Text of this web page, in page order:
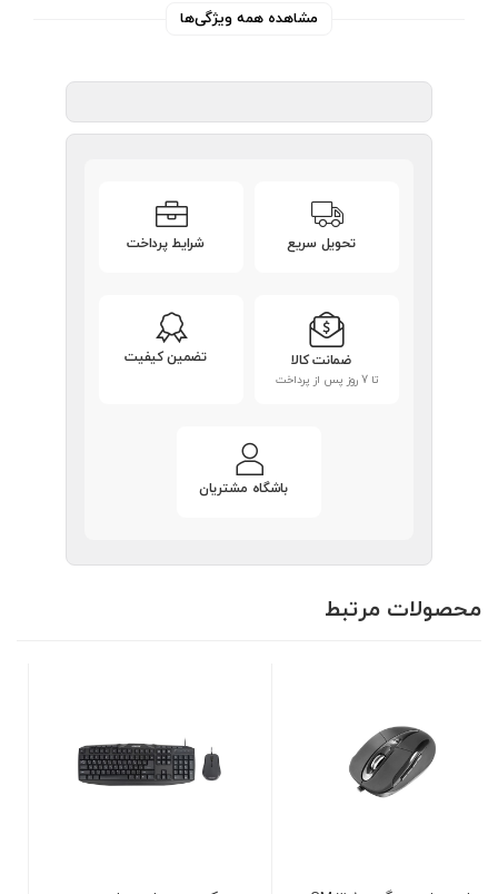
مشاهده همه ویژگی‌ها
تحویل سریع شرایط پرداخت
ضمانت کالا
تا 7 روز پس از پرداخت
تضمین کیفیت
باشگاه مشتریان
محصولات مرتبط